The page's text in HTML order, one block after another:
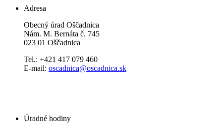
Adresa
Obecný úrad Oščadnica
Nám. M. Bernáta č. 745
023 01 Oščadnica
Tel.: +421 417 079 460
E-mail: oscadnica@oscadnica.sk
Úradné hodiny